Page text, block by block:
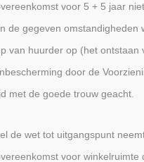
voor 5 + 5 jaar
de gegeven omstandigheden
van huurder op (het ontstaan
door de
met de goede trouw geacht.
de wet tot uitgangspunt
voor winkelruimte